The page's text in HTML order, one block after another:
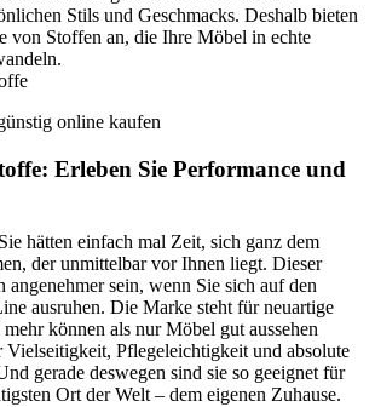
Stils und Geschmacks. Deshalb bieten
von Stoffen an, die Ihre Möbel in echte
online kaufen
Erleben Sie Performance und
hätten einfach mal Zeit, sich ganz dem
der unmittelbar vor Ihnen liegt. Dieser
angenehmer sein, wenn Sie sich auf den
ausruhen. Die Marke steht für neuartige
können als nur Möbel gut aussehen
Vielseitigkeit, Pflegeleichtigkeit und absolute
gerade deswegen sind sie so geeignet für
Ort der Welt – dem eigenen Zuhause.